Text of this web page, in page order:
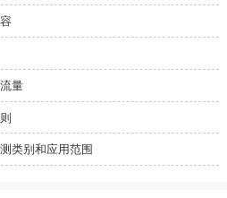
量
类别和应用范围